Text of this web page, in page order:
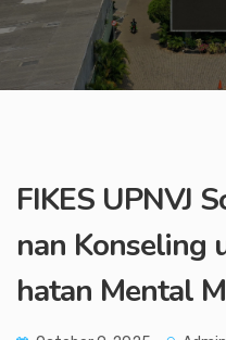
FIKES UPNVJ
nan Konseling
hatan Mental